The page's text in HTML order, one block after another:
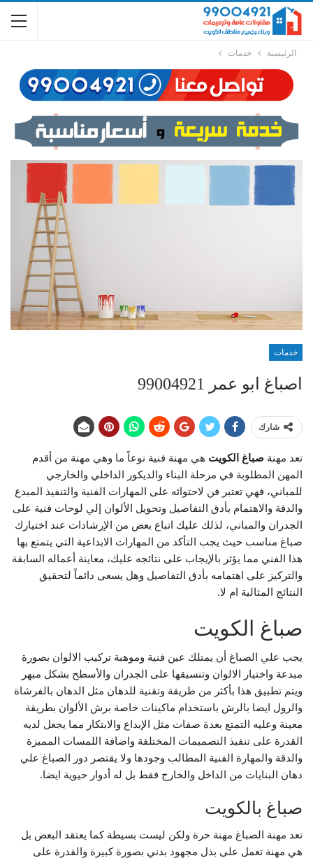
الرئيسية خدمات
خدمات
اصباغ ابو عمر 99004921
شارك
تعد مهنة صباغ الكويت هي مهنة فنية نوعاً ما وهي مهنة من أقدم
المهن المطلوبة في مرحلة البناء والديكور الداخلي والخارجي
للمباني، فهي تعتبر فن لاحتوائه على المهارات الفنية والتنفيذ المبدع
والدقة والاهتمام بأدق التفاصيل وتحويل الألوان إلي لوحات فنية على
الجدران والمباني، لذلك عليك اتباع بعض من الإرشادات عند اختيارك
صباغ مناسب حيث يجب التأكد من المهارات الابداعية التي يتمتع بها
هذا الفني مما يؤثر بالإيجاب على نتائجه عليك، معاينة أعماله السابقة
والتركيز على اهتمامه بأدق التفاصيل وهل يسعى دائماً لتحقيق
النتائج المثالية ام لا.
صباغ الكويت
يجب علي الصباغ أن يمتلك عين فنية وموهبة تركيب الالوان بصورة
مبدعة واختيار الالوان وتنسيقها على الجدران والأسطح بشكل مبهر
ويتم تطبيق هذا بأكثر من طريقة وتقنية للدهان مثل الدهان بالفرشاة
والرول ايضا بالرش باستخدام ماكينات خاصة برش الألوان بطريقة
معينة وعليه التمتع بعدة صفات مثل الإبداع والابتكار مما يجعل لديه
القدرة على تنفيذ التصميمات المختلفة واضافة اللمسات المميزة
والدقة والمهارة الفنية المطالب وجودها ولا يقتصر دور الصباغ علي
دهان البنايات من الداخل والخارج فقط بل له أدوار حيوية ايضا.
صباغ بالكويت
تعد مهنة الصباغ مهنة حرة ولكن ليست بسيطة كما يعتقد البعض بل
هي مهنة تعمل على بذل مجهود بدني بصورة كبيرة والقدرة على